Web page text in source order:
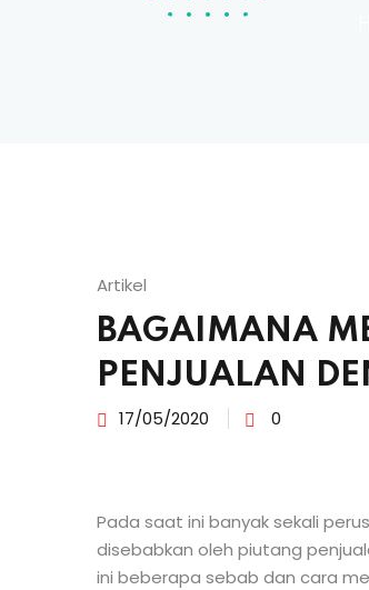
Artikel
BAGAIMANA
PENJUALAN
17/05/2020 0
Pada saat ini banyak sekali
disebabkan oleh piutang
ini beberapa sebab dan cara